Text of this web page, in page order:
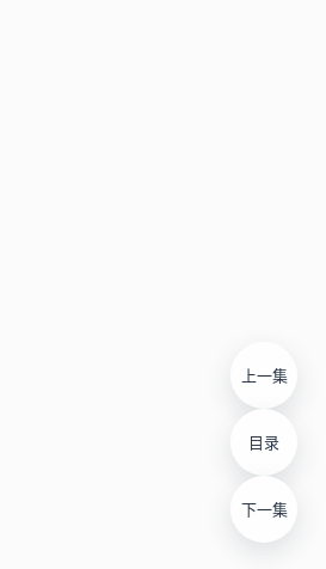
上一集
目录
下一集